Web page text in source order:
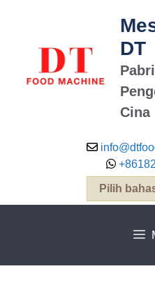
DT
Cina
Pilih